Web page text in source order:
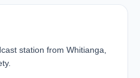
station from Whitianga,